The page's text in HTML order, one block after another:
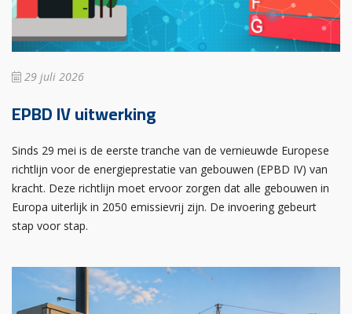
29 juli 2026
EPBD IV uitwerking
Sinds 29 mei is de eerste tranche van de vernieuwde Europese
richtlijn voor de energieprestatie van gebouwen (EPBD IV) van
kracht. Deze richtlijn moet ervoor zorgen dat alle gebouwen in
Europa uiterlijk in 2050 emissievrij zijn. De invoering gebeurt
stap voor stap.